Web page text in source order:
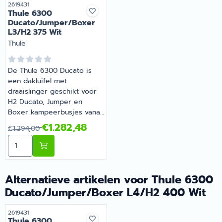
Artikelnummer
2619431
Thule 6300
Ducato/Jumper/Boxer
L3/H2 375 Wit
Merk:
Thule
De Thule 6300 Ducato is
een dakluifel met
draaislinger geschikt voor
H2 Ducato, Jumper en
Boxer kampeerbusjes vanaf
2007. De luifel heeft een
witte cassette en doekkleur
Mystic Grey. Een motorkit
kan eventueel gemakkelijk
Perfecte afwerking en
integratie met het voertuig
dankzij de adapter-
afdekkappen. De luifel
wordt geleverd inclusief
Van 1 394,00 voor 1 282,48
€1.394,00€1.282,48
Aantal kiezen voor Thule 6300 Ducato/Jumper/Boxer
Alternatieve artikelen voor Thule 6300
Ducato/Jumper/Boxer L4/H2 400 Wit
Artikelnummer
2619431